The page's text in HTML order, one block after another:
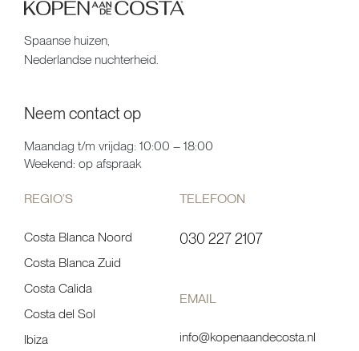
Spaanse huizen,
Nederlandse nuchterheid.
Neem contact op
Maandag t/m vrijdag: 10:00 – 18:00
Weekend: op afspraak
REGIO’S
Costa Blanca Noord
Costa Blanca Zuid
Costa Calida
Costa del Sol
Ibiza
TELEFOON
030 227 2107
EMAIL
info@kopenaandecosta.nl